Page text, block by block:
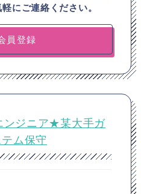
にご連絡ください。
員登録
ンジニア★某大手ガ
ム保守